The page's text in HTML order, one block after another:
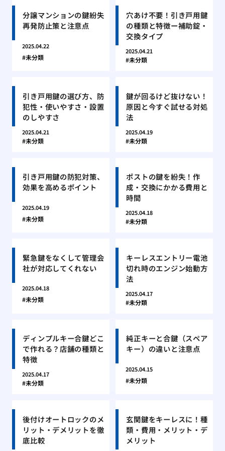
分譲マンションの鍵紛失
再発防止策と注意点
2025.04.22
未分類
穴あけ不要！引き戸用鍵
の種類と特徴ー補助錠・
交換タイプ
2025.04.21
未分類
引き戸用鍵の選び方、防
犯性・使いやすさ・設置
のしやすさ
2025.04.21
未分類
鍵が回るけど抜けない！
原因と今すぐ試せる対処
法
2025.04.19
未分類
引き戸用鍵の防犯対策、
効果を高めるポイント
2025.04.19
未分類
ポストの鍵を紛失！作
成・交換にかかる費用と
時間
2025.04.18
未分類
緊急鍵をなくして管理会
社が対応してくれない
2025.04.18
未分類
キーレスエントリー電池
切れ時のエンジン始動方
法
2025.04.17
未分類
ディンプルキー合鍵どこ
で作れる？店舗の種類と
特徴
2025.04.17
未分類
純正キーと合鍵（スペア
キー）の違いと注意点
2025.04.15
未分類
後付けオートロックのメ
リット・デメリットを徹
底比較
玄関鍵をキーレスに！種
類・費用・メリット・デ
メリット